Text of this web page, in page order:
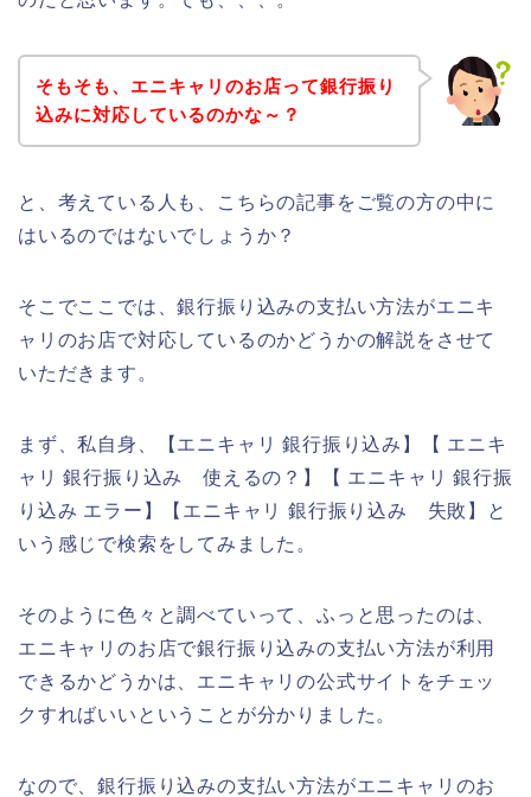
そもそも、エニキャリのお店って銀行振り
込みに対応しているのかな～？
と、考えている人も、こちらの記事をご覧の方の中に
はいるのではないでしょうか？
そこでここでは、銀行振り込みの支払い方法がエニキ
ャリのお店で対応しているのかどうかの解説をさせて
いただきます。
まず、私自身、【エニキャリ 銀行振り込み】【 エニキ
ャリ 銀行振り込み 使えるの？】【 エニキャリ 銀行振
り込み エラー】【エニキャリ 銀行振り込み 失敗】と
いう感じで検索をしてみました。
そのように色々と調べていって、ふっと思ったのは、
エニキャリのお店で銀行振り込みの支払い方法が利用
できるかどうかは、エニキャリの公式サイトをチェッ
クすればいいということが分かりました。
なので、銀行振り込みの支払い方法がエニキャリのお